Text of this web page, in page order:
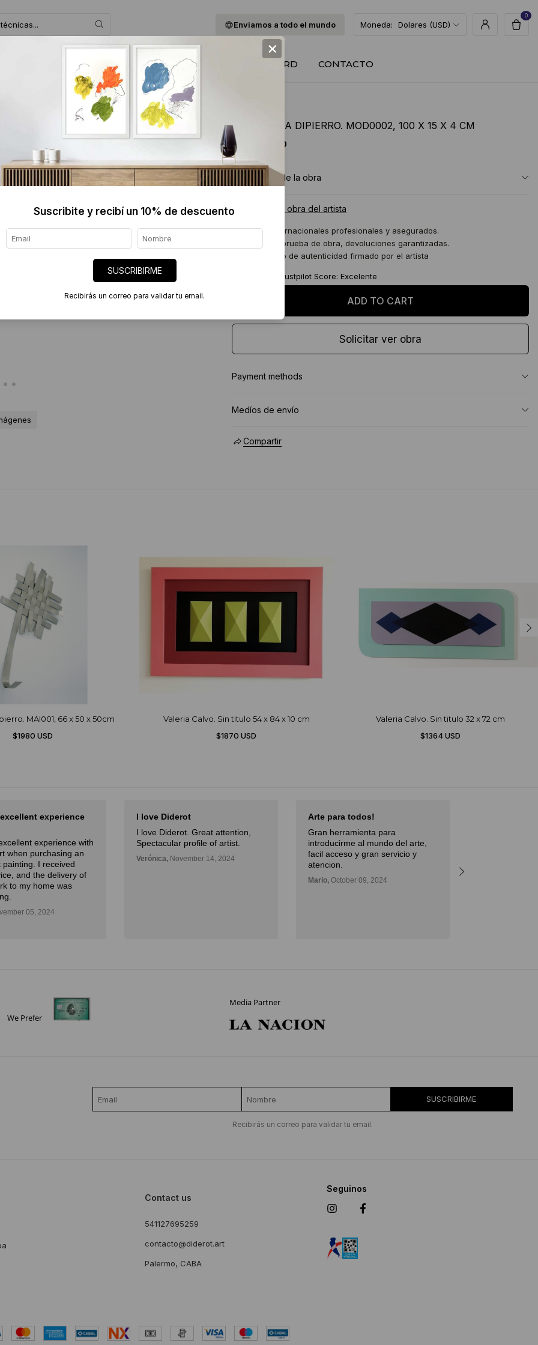
Enviamos a todo el mundo Moneda: Dolares (USD)
0
BLOG QUIENES SOMOS GIFT CARD CONTACTO
MARCOLINA DIPIERRO. MOD0002, 100 X 15 X 4 CM
$2420 USD
Información de la obra
Ver toda la obra del artista
Envíos internacionales profesionales y asegurados.
7 días de prueba de obra, devoluciones garantizadas.
Certificado de autenticidad firmado por el artista
Trustpilot Score: Excelente
Solicitar ver obra
Payment methods
Medíos de envío
Compartir
MAI001, 66 x 50 x 50cm
$1980 USD
Valeria Calvo. Sin titulo 54 x 84 x 10 cm
$1870 USD
Valeria Calvo. Sin titulo 32 x 72 cm
$1364 USD
experience
experience with
when purchasing an
painting. I received
and the delivery of
to my home was
05, 2024
I love Diderot
I love Diderot. Great attention,
Spectacular profile of artist.
Verónica, November 14, 2024
Arte para todos!
Gran herramienta para
introducirme al mundo del arte,
facil acceso y gran servicio y
atencion.
Mario, October 09, 2024
We Prefer
Media Partner
SUSCRIBIRME
Recibirás un correo para validar tu email.
Contact us
541127695259
contacto@diderot.art
Palermo, CABA
Seguinos
×
Suscribite y recibí un 10% de descuento
SUSCRIBIRME
Recibirás un correo para validar tu email.